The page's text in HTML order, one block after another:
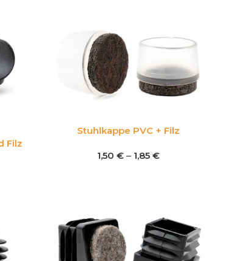
Filz
Stuhlkappe PVC + Filz
1,50 € – 1,85 €